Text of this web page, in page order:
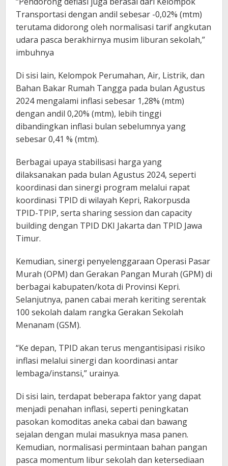
Transportasi dengan andil sebesar -0,02% (mtm)
terutama didorong oleh normalisasi tarif angkutan
udara pasca berakhirnya musim liburan sekolah,”
imbuhnya
Di sisi lain, Kelompok Perumahan, Air, Listrik, dan
Bahan Bakar Rumah Tangga pada bulan Agustus
2024 mengalami inflasi sebesar 1,28% (mtm)
dengan andil 0,20% (mtm), lebih tinggi
dibandingkan inflasi bulan sebelumnya yang
sebesar 0,41 % (mtm).
Berbagai upaya stabilisasi harga yang
dilaksanakan pada bulan Agustus 2024, seperti
koordinasi dan sinergi program melalui rapat
koordinasi TPID di wilayah Kepri, Rakorpusda
TPID-TPIP, serta sharing session dan capacity
building dengan TPID DKI Jakarta dan TPID Jawa
Timur.
Kemudian, sinergi penyelenggaraan Operasi Pasar
Murah (OPM) dan Gerakan Pangan Murah (GPM) di
berbagai kabupaten/kota di Provinsi Kepri.
Selanjutnya, panen cabai merah keriting serentak
100 sekolah dalam rangka Gerakan Sekolah
Menanam (GSM).
“Ke depan, TPID akan terus mengantisipasi risiko
inflasi melalui sinergi dan koordinasi antar
lembaga/instansi,” urainya.
Di sisi lain, terdapat beberapa faktor yang dapat
menjadi penahan inflasi, seperti peningkatan
pasokan komoditas aneka cabai dan bawang
sejalan dengan mulai masuknya masa panen.
Kemudian, normalisasi permintaan bahan pangan
pasca momentum libur sekolah dan ketersediaan